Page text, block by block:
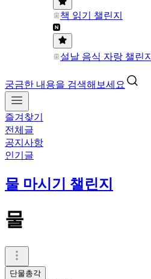
책 읽기 챌린지
설날 음식 자랑 챌린지
궁금한 내용을 검색해보세요
즐겨찾기
전체글
공지사항
인기글
물 마시기 챌린지
물
단물총각